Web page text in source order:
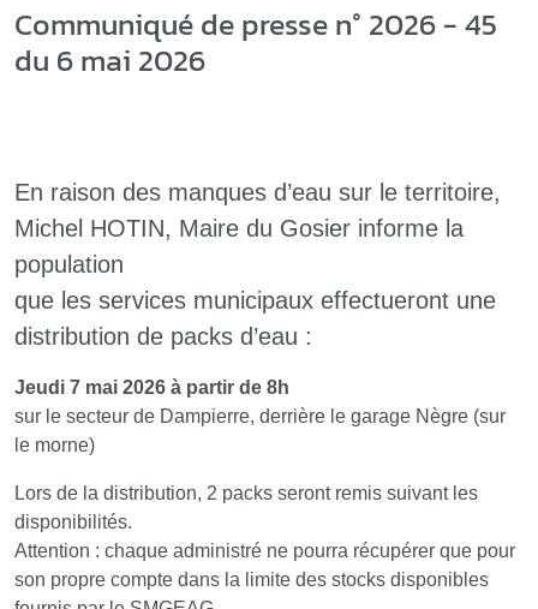
Communiqué de presse n° 2026 - 45
du 6 mai 2026
En raison des manques d’eau sur le territoire,
Michel HOTIN, Maire du Gosier informe la
population
que les services municipaux effectueront une
distribution de packs d’eau :
Jeudi 7 mai 2026 à partir de 8h
sur le secteur de Dampierre, derrière le garage Nègre (sur
le morne)
Lors de la distribution, 2 packs seront remis suivant les
disponibilités.
Attention : chaque administré ne pourra récupérer que pour
son propre compte dans la limite des stocks disponibles